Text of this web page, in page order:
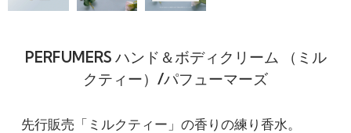
PERFUMERS ハンド＆ボディクリーム （ミル
クティー）/パフューマーズ
先行販売「ミルクティー」の香りの練り香水。